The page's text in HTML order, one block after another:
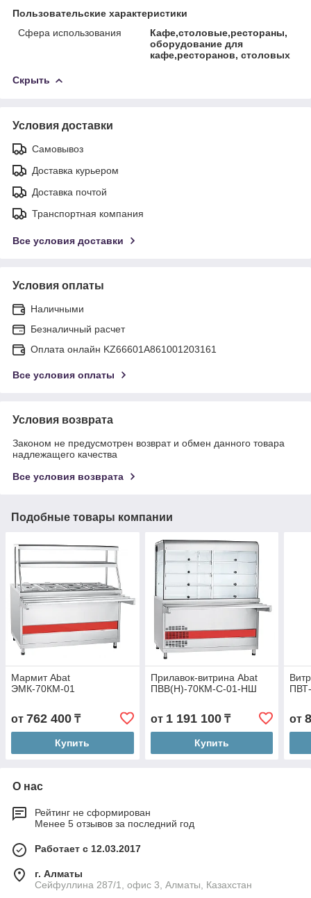
Пользовательские характеристики
Сфера использования
Кафе,столовые,рестораны,
оборудование для
кафе,ресторанов, столовых
Скрыть
Условия доставки
Самовывоз
Доставка курьером
Доставка почтой
Транспортная компания
Все условия доставки
Условия оплаты
Наличными
Безналичный расчет
Оплата онлайн KZ66601A861001203161
Все условия оплаты
Условия возврата
Законом не предусмотрен возврат и обмен данного товара
надлежащего качества
Все условия возврата
Подобные товары компании
Мармит Abat
ЭМК-70КМ-01
от 762 400 ₸
Купить
Прилавок-витрина Abat
ПВВ(Н)-70КМ-С-01-НШ
от 1 191 100₸
Купить
от
О нас
Рейтинг не сформирован
Менее 5 отзывов за последний год
Работает с 12.03.2017
г. Алматы
Сейфуллина 287/1, офис 3, Алматы, Казахстан